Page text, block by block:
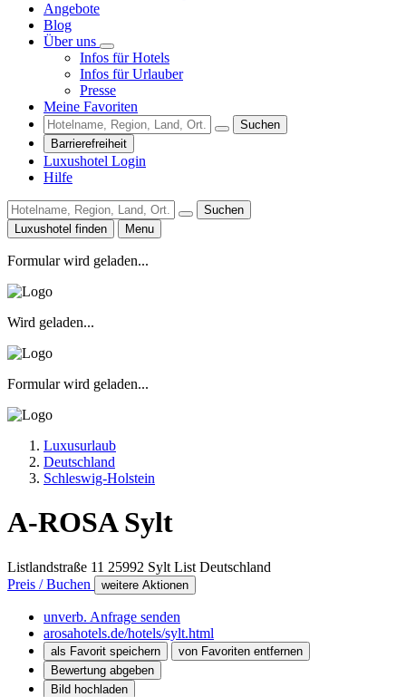
Angebote
Blog
Über uns
Infos für Hotels
Infos für Urlauber
Presse
Meine Favoriten
Suchen
Barrierefreiheit
Luxushotel Login
Hilfe
Suchen
Luxushotel finden
Menu
Formular wird geladen...
Wird geladen...
Formular wird geladen...
Luxusurlaub
Deutschland
Schleswig-Holstein
A-ROSA Sylt
Listlandstraße 11 25992 Sylt List Deutschland
Preis / Buchen
weitere Aktionen
unverb. Anfrage senden
arosahotels.de/hotels/sylt.html
als Favorit speichern
von Favoriten entfernen
Bewertung abgeben
Bild hochladen